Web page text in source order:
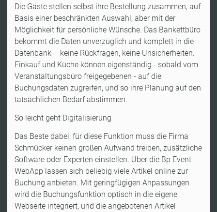
Die Gäste stellen selbst ihre Bestellung zusammen, auf
Basis einer beschränkten Auswahl, aber mit der
Möglichkeit für persönliche Wünsche. Das Bankettbüro
bekommt die Daten unverzüglich und komplett in die
Datenbank – keine Rückfragen, keine Unsicherheiten.
Einkauf und Küche können eigenständig - sobald vom
Veranstaltungsbüro freigegebenen - auf die
Buchungsdaten zugreifen, und so ihre Planung auf den
tatsächlichen Bedarf abstimmen.
So leicht geht Digitalisierung
Das Beste dabei: für diese Funktion muss die Firma
Schmücker keinen großen Aufwand treiben, zusätzliche
Software oder Experten einstellen. Über die Bp Event
WebApp lassen sich beliebig viele Artikel online zur
Buchung anbieten. Mit geringfügigen Anpassungen
wird die Buchungsfunktion optisch in die eigene
Webseite integriert, und die angebotenen Artikel